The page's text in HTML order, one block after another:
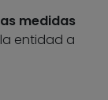
medidas
entidad a